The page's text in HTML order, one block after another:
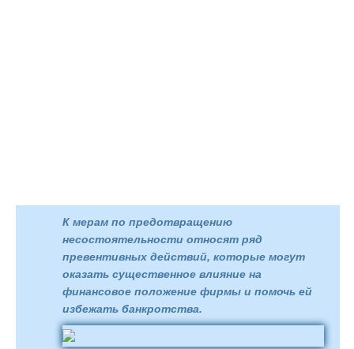
К мерам по предотвращению
несостоятельности относят ряд
превентивных действий, которые могут
оказать существенное влияние на
финансовое положение фирмы и помочь ей
избежать банкротства.